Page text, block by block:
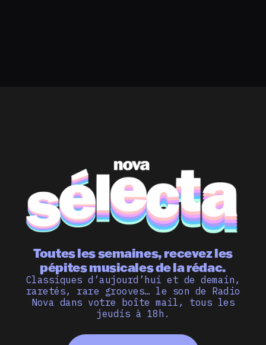
Toutes les semaines, recevez les
pépites musicales de la rédac.
Classiques d’aujourd’hui et de demain,
raretés, rare grooves… le son de Radio
Nova dans votre boîte mail, tous les
jeudis à 18h.